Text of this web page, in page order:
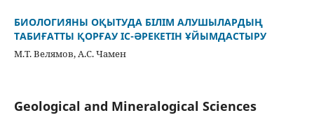
БИОЛОГИЯНЫ ОҚЫТУДА БІЛІМ АЛУШЫЛАРДЫҢ
ТАБИҒАТТЫ ҚОРҒАУ ІС-ӘРЕКЕТІН ҰЙЫМДАСТЫРУ
М.Т. Велямов, А.С. Чамен
Geological and Mineralogical Sciences